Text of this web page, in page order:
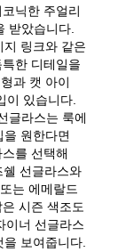
닉한 주얼리
받았습니다.
링크와 같은
한 디테일을
과 캣 아이
이 있습니다.
글라스는 룩에
원한다면
를 선택해
선글라스와
는 에메랄드
시즌 색조도
이너 선글라스
보여줍니다.